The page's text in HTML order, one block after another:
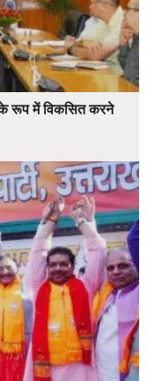
के रूप में विकसित करने